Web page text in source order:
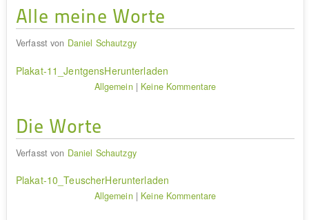
Alle meine Worte
Verfasst von Daniel Schautzgy
Plakat-11_JentgensHerunterladen
Allgemein| Keine Kommentare
Die Worte
Verfasst von Daniel Schautzgy
Plakat-10_TeuscherHerunterladen
Allgemein| Keine Kommentare